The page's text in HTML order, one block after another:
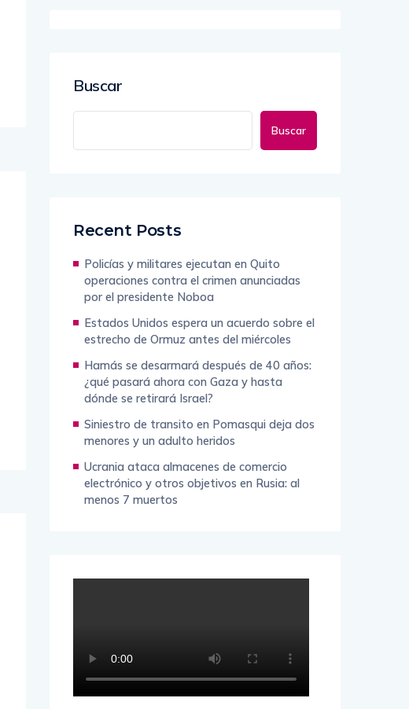
Buscar
Buscar
Recent Posts
Policías y militares ejecutan en Quito
operaciones contra el crimen anunciadas
por el presidente Noboa
Estados Unidos espera un acuerdo sobre el
estrecho de Ormuz antes del miércoles
Hamás se desarmará después de 40 años:
¿qué pasará ahora con Gaza y hasta
dónde se retirará Israel?
Siniestro de transito en Pomasqui deja dos
menores y un adulto heridos
Ucrania ataca almacenes de comercio
electrónico y otros objetivos en Rusia: al
menos 7 muertos